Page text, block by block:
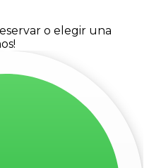
o elegir una